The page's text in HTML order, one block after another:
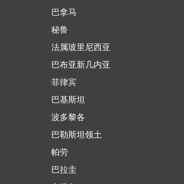
巴拿马
秘鲁
法属玻里尼西亚
巴布亚新几内亚
菲律宾
巴基斯坦
波多黎各
巴勒斯坦领土
帕劳
巴拉圭